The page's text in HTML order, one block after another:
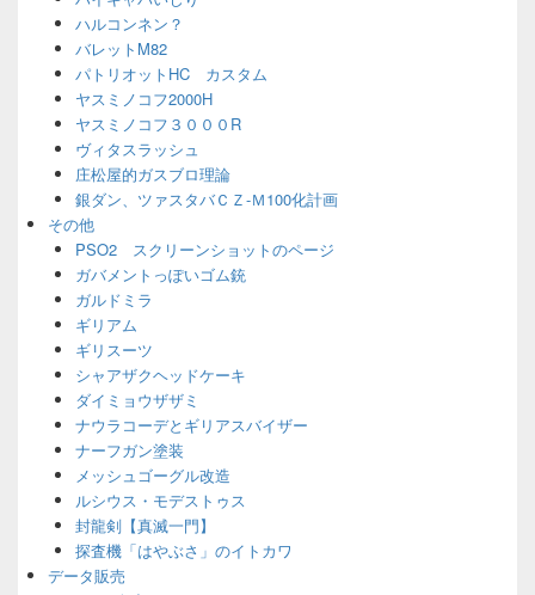
ハルコンネン？
バレットM82
パトリオットHC カスタム
ヤスミノコフ2000H
ヤスミノコフ３０００R
ヴィタスラッシュ
庄松屋的ガスブロ理論
銀ダン、ツァスタバＣＺ-Ｍ100化計画
その他
PSO2 スクリーンショットのページ
ガバメントっぽいゴム銃
ガルドミラ
ギリアム
ギリスーツ
シャアザクヘッドケーキ
ダイミョウザザミ
ナウラコーデとギリアスバイザー
ナーフガン塗装
メッシュゴーグル改造
ルシウス・モデストゥス
封龍剣【真滅一門】
探査機「はやぶさ」のイトカワ
データ販売